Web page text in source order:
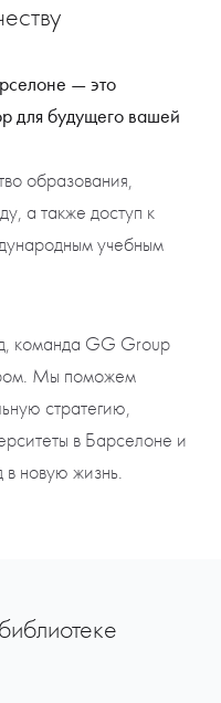
— это
для будущего вашей
образования,
а также доступ к
учебным
команда GG Group
Мы поможем
стратегию,
в Барселоне и
новую жизнь.